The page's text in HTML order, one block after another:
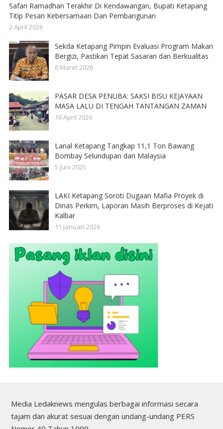
Safari Ramadhan Terakhir Di Kendawangan, Bupati Ketapang
Titip Pesan Kebersamaan Dan Pembangunan
2 April 2026
Sekda Ketapang Pimpin Evaluasi Program Makan
Bergizi, Pastikan Tepat Sasaran dan Berkualitas
6 Maret 2026
PASAR DESA PENUBA: SAKSI BISU KEJAYAAN
MASA LALU DI TENGAH TANTANGAN ZAMAN
16 April 2026
Lanal Ketapang Tangkap 11,1 Ton Bawang
Bombay Selundupan dari Malaysia
5 Juni 2025
LAKI Ketapang Soroti Dugaan Mafia Proyek di
Dinas Perkim, Laporan Masih Berproses di Kejati
Kalbar
11 Januari 2026
Media Ledaknews mengulas berbagai informasi secara
tajam dan akurat sesuai dengan undang-undang PERS